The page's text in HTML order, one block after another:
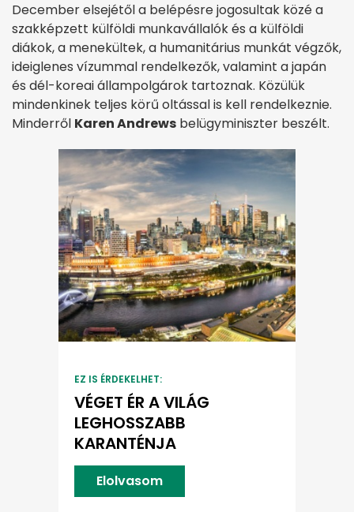
December elsejétől a belépésre jogosultak közé a
szakképzett külföldi munkavállalók és a külföldi
diákok, a menekültek, a humanitárius munkát végzők,
ideiglenes vízummal rendelkezők, valamint a japán
és dél-koreai állampolgárok tartoznak. Közülük
mindenkinek teljes körű oltással is kell rendelkeznie.
Minderről Karen Andrews belügyminiszter beszélt.
EZ IS ÉRDEKELHET:
VÉGET ÉR A VILÁG
LEGHOSSZABB
KARANTÉNJA
Elolvasom